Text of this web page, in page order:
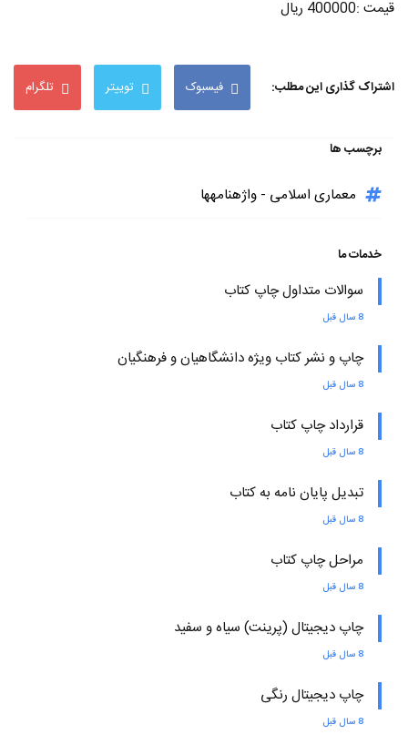
قیمت :400000 ریال
اشتراک گذاری این مطلب: فیسبوک توییتر تلگرام
برچسب ها
معماری اسلامی - واژهنامهها
خدمات ما
سوالات متداول چاپ کتاب
8 سال قبل
چاپ و نشر کتاب ویژه دانشگاهیان و فرهنگیان
8 سال قبل
قرارداد چاپ کتاب
8 سال قبل
تبدیل پایان نامه به کتاب
8 سال قبل
مراحل چاپ کتاب
8 سال قبل
چاپ دیجیتال (پرینت) سیاه و سفید
8 سال قبل
چاپ دیجیتال رنگی
8 سال قبل